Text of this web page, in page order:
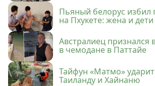
Пьяный белорус
на Пхукете: жена и
Австралиец признался
в чемодане в Паттайе
Тайфун «Матмо»
Таиланду и Хайнаню